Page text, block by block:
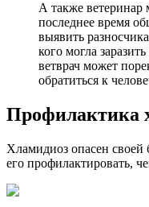
А также ветеринар
последнее время
выявить
кого могла
ветврач может
обратиться к
Профилактика
Хламидиоз опасен
его профилактировать,